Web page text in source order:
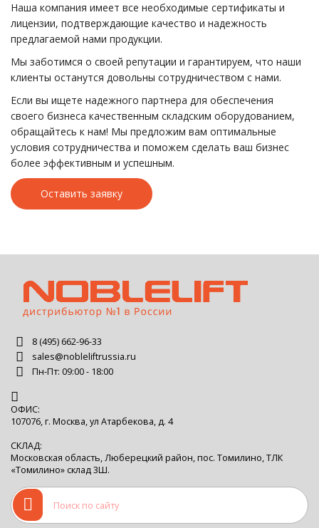
Наша компания имеет все необходимые сертификаты и
лицензии, подтверждающие качество и надежность
предлагаемой нами продукции.
Мы заботимся о своей репутации и гарантируем, что наши
клиенты останутся довольны сотрудничеством с нами.
Если вы ищете надежного партнера для обеспечения
своего бизнеса качественным складским оборудованием,
обращайтесь к нам! Мы предложим вам оптимальные
условия сотрудничества и поможем сделать ваш бизнес
более эффективным и успешным.
Оставить заявку
8 (495) 662-96-33
sales@nobleliftrussia.ru
Пн-Пт: 09:00 - 18:00
ОФИС:
107076, г. Москва, ул Атарбекова, д. 4
СКЛАД:
Московская область, Люберецкий район, пос. Томилино, ТЛК
«Томилино» склад 3Ш.